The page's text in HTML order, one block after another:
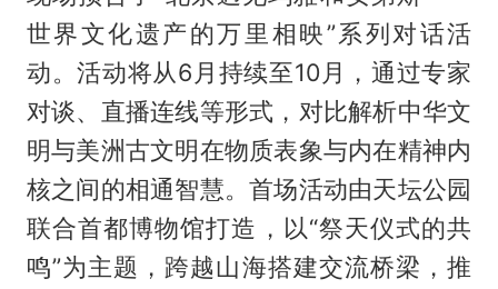
世界文化遗产的万里相映”系列对话活
动。活动将从6月持续至10月，通过专家
对谈、直播连线等形式，对比解析中华文
明与美洲古文明在物质表象与内在精神内
核之间的相通智慧。首场活动由天坛公园
联合首都博物馆打造，以“祭天仪式的共
鸣”为主题，跨越山海搭建交流桥梁，推